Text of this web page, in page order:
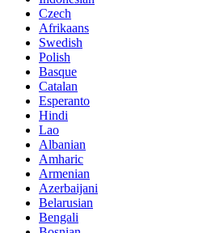
Czech
Afrikaans
Swedish
Polish
Basque
Catalan
Esperanto
Hindi
Lao
Albanian
Amharic
Armenian
Azerbaijani
Belarusian
Bengali